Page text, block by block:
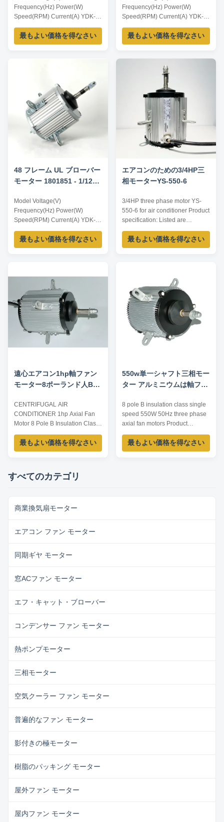
Frequency(Hz) Power(W)
Speed(RPM) Current(A) YDK-
60-4 380 50 60 1400 0.3 YDK-
125-4 380 50 125 1400 0.5
YDK-150-4 380 50 150 1400
最もよい価格を得なさい
Frequency(Hz) Power(W)
Speed(RPM) Current(A) YDK-
60-4 380 50 60 1400 0.3 YDK-
125-4 380 50 125 1400 0.5
YDK-150-4 380 50 150 1400
1400 0.7 YDK-375-4 380 50
最もよい価格を得なさい
48 フレーム UL ブローバー
モーター 1801851 - 1/12HP
Model Voltage(V)
Frequency(Hz) Power(W)
Speed(RPM) Current(A) YDK-
60-4 380 50 60 1400 0.3 YDK-
125-4 380 50 125 1400 0.5
YDK-150-4 380 50 150 1400
375 1400 1.4
最もよい価格を得なさい
エアコンのための3/4HP三
相モーターYS-550-6
3/4HP three phase motor YS-
550-6 for air conditioner Product
specification: Listed are
representative motors, only for
reference, dimensions and
parameters can be customized
offered. Model Voltage /V Power
/W Speed /RPM Current /A
YDK100-6 220 100 850/700 ...
最もよい価格を得なさい
遠心エアコン1hp軸ファン
モーター8ポーランド人Bの
度
CENTRIFUGAL AIR
CONDITIONER 1hp Axial Fan
Motor 8 Pole B Insulation Class
Single Speed Product
specification: Listed are
representative motors, only for
parameters can be customized
according to customer
/W Speed /RPM ...
最もよい価格を得なさい
550w単一シャフト三相モー
ター アルミニウムは軸ファ
す
8 pole B insulation class single
speed 550W 50Hz three phase
axial fan motors Product
specification: Listed are
representative motors, only for
reference, dimensions and
最もよい価格を得なさい
すべてのカテゴリ
商業換気扇モーター
エアコン ファン モーター
同期ギヤ モーター
窓ACファン モーター
エフ・キャット・ブローバー
コンデンサー ファン モーター
熱ポンプモーター
三相モーター
空気クーラー ファン モーター
普遍的なファン モーター
影付きの極モーター
樹脂のパッキング モーター
屋外ファン モーター
屋内ファン モーター